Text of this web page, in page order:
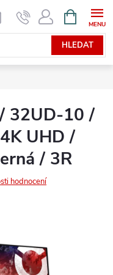
HLEDAT
NÁKUPNÍ
KOŠÍK
32UD-10 /
UHD /
/ 3R
hodnocení